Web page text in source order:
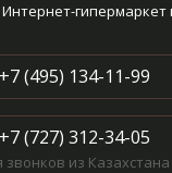
гипермаркет
+7 (495) 134-11-99
+7 (727) 312-34-05
звонков из Казахстана